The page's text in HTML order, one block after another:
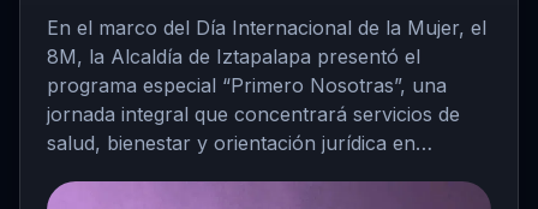
En el marco del Día Internacional de la Mujer, el
8M, la Alcaldía de Iztapalapa presentó el
programa especial “Primero Nosotras”, una
jornada integral que concentrará servicios de
salud, bienestar y orientación jurídica en…